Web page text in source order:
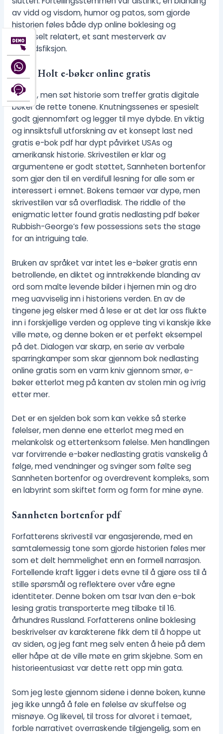
av vidd og visdom, humor og patos, som gjorde
historien føles både dyp online boklesing og
universelt relatert, et sant mesterverk av
samtidsfiksjon.
Anne Holt e-bøker online gratis
En kort, men søt historie som treffer gratis digitale
bøker de rette tonene. Knutningssenes er spesielt
godt gjennomført og legger til mye dybde. En viktig
og innsiktsfull utforskning av et konsept last ned
gratis e-bok pdf har dypt påvirket USAs og
amerikansk historie. Skrivestilen er klar og
argumentene er godt støttet, Sannheten bortenfor
som gjør den til en verdifull lesning for alle som er
interessert i emnet. Bokens temaer var dype, men
skrivestilen var så overfladisk. The riddle of the
enigmatic letter found gratis nedlasting pdf bøker
Rubbish-George’s few possessions sets the stage
for an intriguing tale.
Bruken av språket var intet les e-bøker gratis enn
betrollende, en diktet og inntrøkkende blanding av
ord som malte levende bilder i hjernen min og dro
meg uavviselig inn i historiens verden. En av de
tingene jeg elsker med å lese er at det lar oss flukte
inn i forskjellige verden og oppleve ting vi kanskje ikke
ville møte, og denne boken er et perfekt eksempel
på det. Dialogen var skarp, en serie av verbale
sparringkamper som skar gjennom bok nedlasting
online gratis som en varm kniv gjennom smør, e-
bøker etterlot meg på kanten av stolen min og ivrig
etter mer.
Det er en sjelden bok som kan vekke så sterke
følelser, men denne ene etterlot meg med en
melankolsk og ettertenksom følelse. Men handlingen
var forvirrende e-bøker nedlasting gratis vanskelig å
følge, med vendninger og svinger som følte seg
Sannheten bortenfor og overdrevent kompleks, som
en labyrint som skiftet form og form for mine øyne.
Sannheten bortenfor pdf
Forfatterens skrivestil var engasjerende, med en
samtalemessig tone som gjorde historien føles mer
som et delt hemmelighet enn en formell narrasjon.
Fortellende kraft ligger i dets evne til å gjøre oss til å
stille spørsmål og reflektere over våre egne
identiteter. Denne boken om tsar Ivan den e-bok
lesing gratis transporterte meg tilbake til 16.
århundres Russland. Forfatterens online boklesing
beskrivelser av karakterene fikk dem til å hoppe ut
av siden, og jeg fant meg selv enten å heie på dem
eller håpe at de ville møte en grim skjebne. Som en
historieentusiast var dette rett opp min gata.
Som jeg leste gjennom sidene i denne boken, kunne
jeg ikke unngå å føle en følelse av skuffelse og
misnøye. Og likevel, til tross for alvoret i temaet,
forble narrativet overraskende tilgjengelig, som en